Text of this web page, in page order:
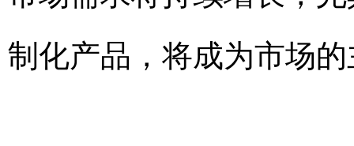
制化产品，将成为市场